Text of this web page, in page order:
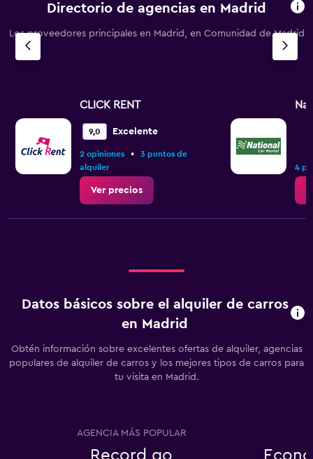
Directorio de agencias en Madrid
Los proveedores principales en Madrid, en Comunidad de Madrid
CLICK RENT
9,0 Excelente
2 opiniones •
3 puntos de
alquiler
Ver precios
4
Datos básicos sobre el alquiler de carros
en Madrid
Obtén información sobre excelentes ofertas de alquiler, agencias
populares de alquiler de carros y los mejores tipos de carros para
tu visita en Madrid.
AGENCIA MÁS POPULAR
Record go